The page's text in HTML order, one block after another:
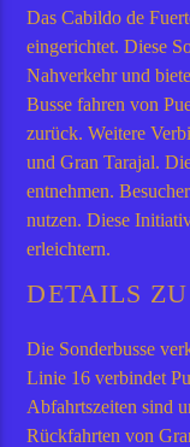
Das Cabildo de
eingerichtet. Diese
Nahverkehr und
Busse fahren von
zurück. Weitere
und Gran Tarajal.
entnehmen.
nutzen. Diese
erleichtern.
DETAILS
Die Sonderbusse
Linie 16 verbindet
Abfahrtszeiten sind
Rückfahrten von